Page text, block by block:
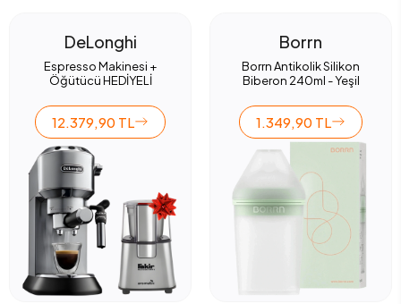
DeLonghi
Espresso Makinesi +
Öğütücü HEDİYELİ
12.379,90 TL
Borrn
Borrn Antikolik Silikon
Biberon 240ml - Yeşil
1.349,90 TL